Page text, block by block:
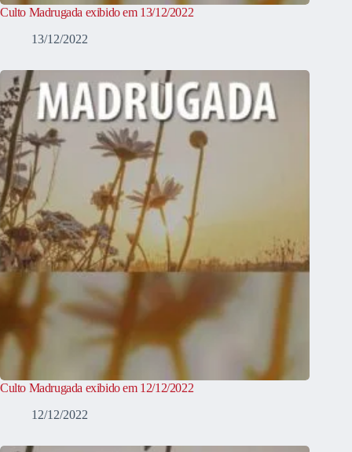
Culto Madrugada exibido em 13/12/2022
13/12/2022
Culto Madrugada exibido em 12/12/2022
12/12/2022